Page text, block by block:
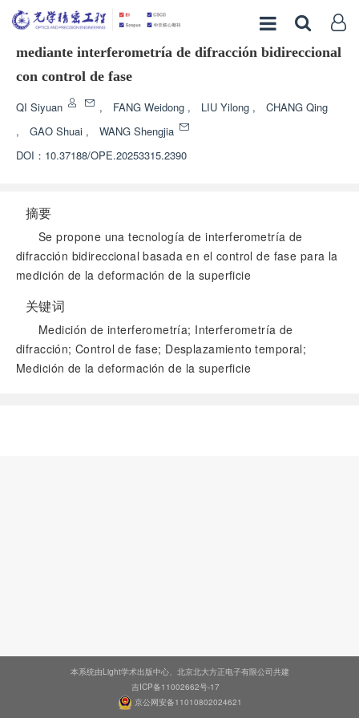
Medición de la deformación de la superficie
mediante interferometría de difracción bidireccional
con control de fase
QI Siyuan , FANG Weidong , LIU Yilong ,
CHANG Qing
,
GAO Shuai ,
WANG Shengjia
DOI： 10.37188/OPE.20253315.2390
摘要
Se propone una tecnología de interferometría de
difracción bidireccional basada en el control de fase para la
medición de la deformación de la superficie
关键词
Medición de interferometría; Interferometría de
difracción; Control de fase; Desplazamiento temporal;
Medición de la deformación de la superficie
本系统由Light学术出版中心、北京北大方正电子有限公司共建
吉ICP备11002662号-17
京公网安备11010802024621